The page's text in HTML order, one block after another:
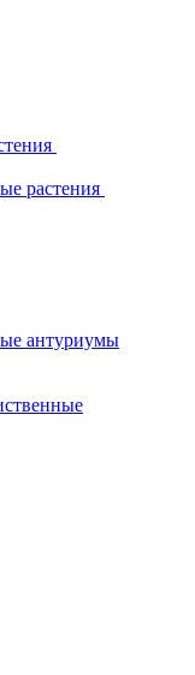
растения
антуриумы